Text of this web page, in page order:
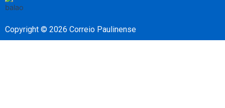
Copyright © 2026 Correio Paulinense